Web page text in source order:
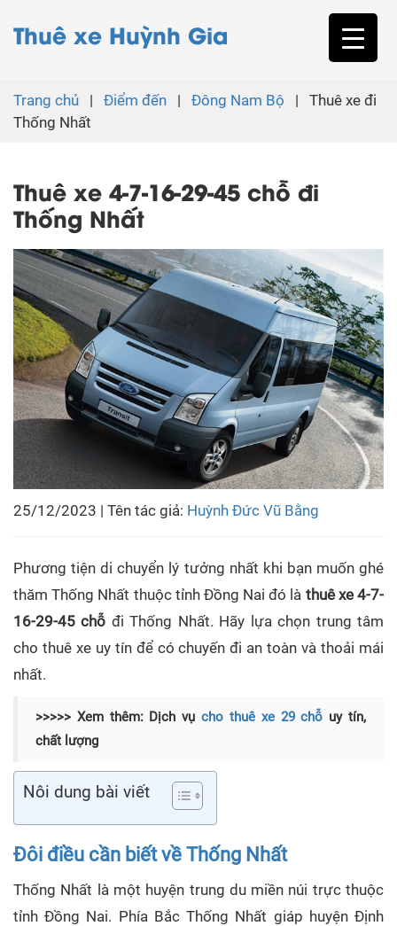
Thuê xe Huỳnh Gia
Trang chủ | Điểm đến | Đông Nam Bộ |
Thuê xe đi
Thống Nhất
Thuê xe 4-7-16-29-45 chỗ đi
Thống Nhất
25/12/2023 | Tên tác giả: Huỳnh Đức Vũ Bằng
Phương tiện di chuyển lý tưởng nhất khi bạn muốn ghé
thăm Thống Nhất thuộc tỉnh Đồng Nai đó là thuê xe 4-7-
16-29-45 chỗ đi Thống Nhất.Hãy lựa chọn trung tâm
cho thuê xe uy tín để có chuyến đi an toàn và thoải mái
nhất.
>>>>> Xem thêm: Dịch vụ cho thuê xe 29 chỗ uy tín,
chất lượng
Nôi dung bài viết
Đôi điều cần biết về Thống Nhất
Thống Nhất là một huyện trung du miền núi trực thuộc
tỉnh Đồng Nai. Phía Bắc Thống Nhất giáp huyện Định